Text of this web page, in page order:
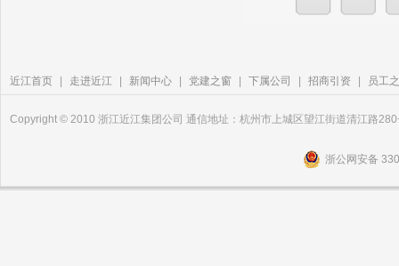
近江首页 走进近江 新闻中心 党建之窗 下属公司 招商引资 员工
Copyright © 2010 浙江近江集团公司 通信地址：杭州市上城区望江街道清江路
浙公网安备